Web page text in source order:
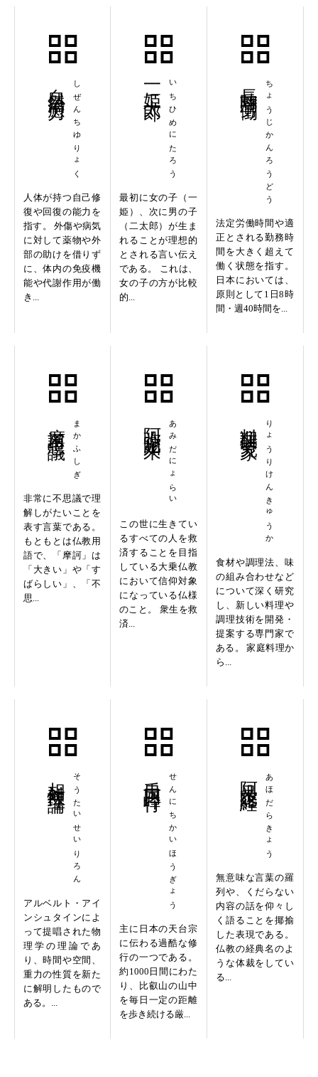
しぜんちゆりょく
人体が持つ自己修
復や回復の能力を
指す。 外傷や病気
に対して薬物や外
部の助けを借りず
に、体内の免疫機
能や代謝作用が働
き...
いちひめにたろう
一姫二太郎
最初に女の子（一
姫）、次に男の子
（二太郎）が生ま
れることが理想的
とされる言い伝え
である。 これは、
女の子の方が比較
的...
ちょうじかんろうどう
法定労働時間や適
正とされる勤務時
間を大きく超えて
働く状態を指す。
日本においては、
原則として1日8時
間・週40時間を...
まかふしぎ
非常に不思議で理
解しがたいことを
表す言葉である。
もともとは仏教用
語で、「摩訶」は
「大きい」や「す
ばらしい」、「不
思...
あみだにょらい
阿弥陀如来
この世に生きてい
るすべての人を救
済することを目指
している大乗仏教
において信仰対象
になっている仏様
のこと。 衆生を救
済...
りょうりけんきゅうか
食材や調理法、味
の組み合わせなど
について深く研究
し、新しい料理や
調理技術を開発・
提案する専門家で
ある。 家庭料理か
ら...
そうたいせいりろん
アルベルト・アイ
ンシュタインによ
って提唱された物
理学の理論であ
り、時間や空間、
重力の性質を新た
に解明したもので
ある。...
せんにちかいほうぎょう
主に日本の天台宗
に伝わる過酷な修
行の一つである。
約1000日間にわた
り、比叡山の山中
を毎日一定の距離
を歩き続ける厳...
あほだらきょう
阿呆陀羅経
無意味な言葉の羅
列や、くだらない
内容の話を仰々し
く語ることを揶揄
した表現である。
仏教の経典名のよ
うな体裁をしてい
る...